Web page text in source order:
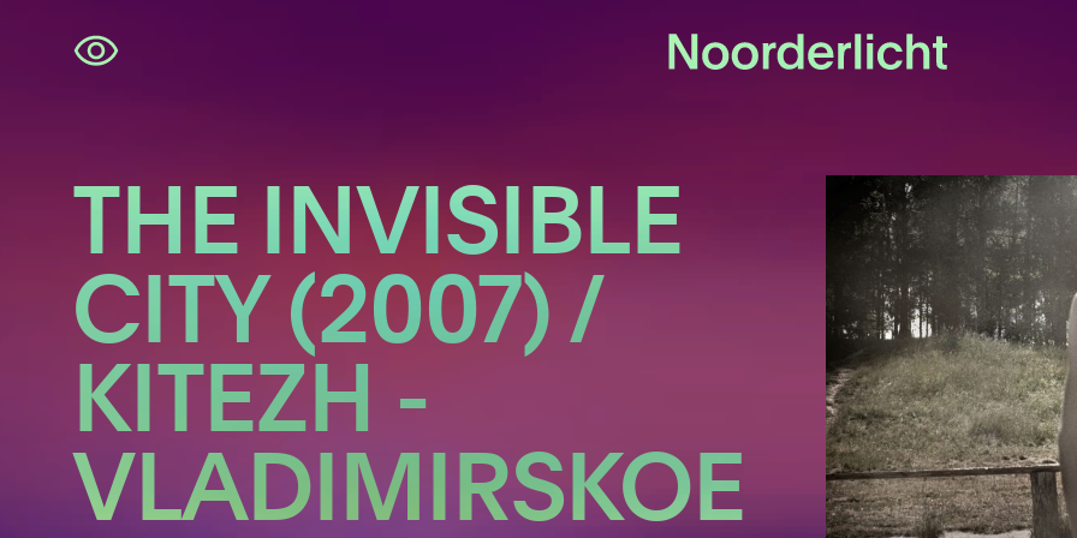
Navigatie
overslaan
THE INVISIBLE
CITY (2007) /
KITEZH -
VLADIMIRSKOE